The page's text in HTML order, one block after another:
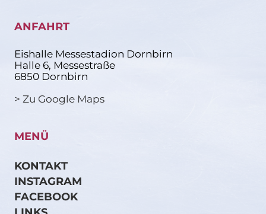
ANFAHRT
Eishalle Messestadion Dornbirn
Halle 6, Messestraße
6850 Dornbirn
> Zu Google Maps
MENÜ
KONTAKT
INSTAGRAM
FACEBOOK